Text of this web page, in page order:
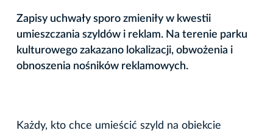
Zapisy uchwały sporo zmieniły w kwestii
umieszczania szyldów i reklam. Na terenie parku
kulturowego zakazano lokalizacji, obwożenia i
obnoszenia nośników reklamowych.
Każdy, kto chce umieścić szyld na obiekcie